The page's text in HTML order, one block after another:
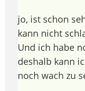
jo, ist schon
kann nicht
Und ich habe
deshalb kann
noch wach zu